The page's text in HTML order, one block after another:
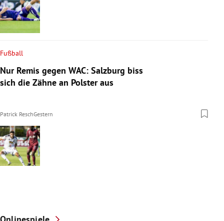
Fußball
Nur Remis gegen WAC: Salzburg biss
sich die Zähne an Polster aus
Patrick ReschGestern